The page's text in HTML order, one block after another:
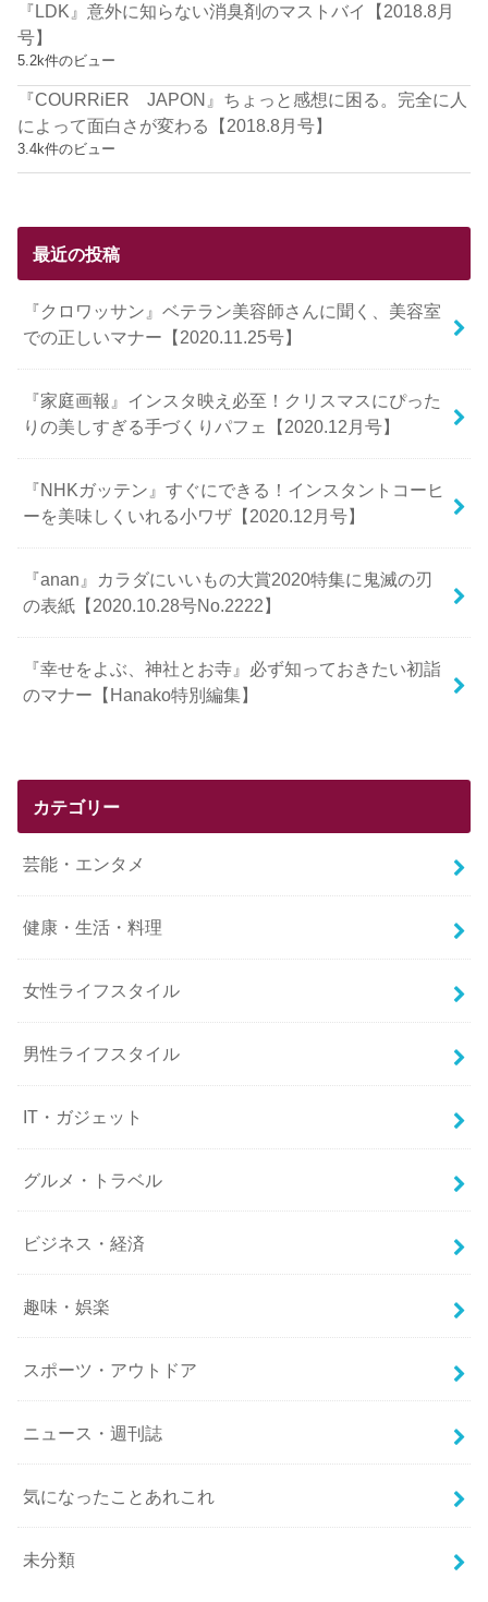
『LDK』意外に知らない消臭剤のマストバイ【2018.8月
号】
5.2k件のビュー
『COURRiER JAPON』ちょっと感想に困る。完全に人
によって面白さが変わる【2018.8月号】
3.4k件のビュー
最近の投稿
『クロワッサン』ベテラン美容師さんに聞く、美容室
での正しいマナー【2020.11.25号】
『家庭画報』インスタ映え必至！クリスマスにぴった
りの美しすぎる手づくりパフェ【2020.12月号】
『NHKガッテン』すぐにできる！インスタントコーヒ
ーを美味しくいれる小ワザ【2020.12月号】
『anan』カラダにいいもの大賞2020特集に鬼滅の刃
の表紙【2020.10.28号No.2222】
『幸せをよぶ、神社とお寺』必ず知っておきたい初詣
のマナー【Hanako特別編集】
カテゴリー
芸能・エンタメ
健康・生活・料理
女性ライフスタイル
男性ライフスタイル
IT・ガジェット
グルメ・トラベル
ビジネス・経済
趣味・娯楽
スポーツ・アウトドア
ニュース・週刊誌
気になったことあれこれ
未分類